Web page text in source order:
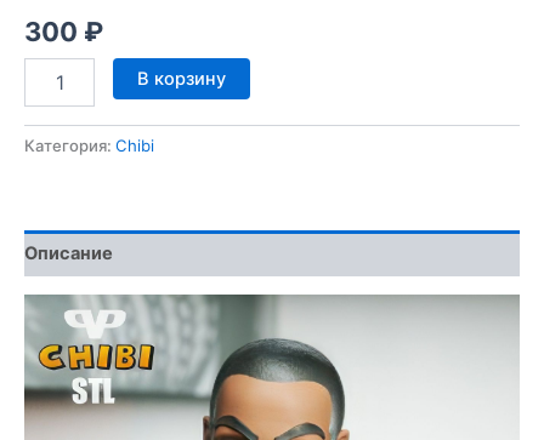
300 ₽
Количество
товара
Gideon
В корзину
Категория: Chibi
Описание